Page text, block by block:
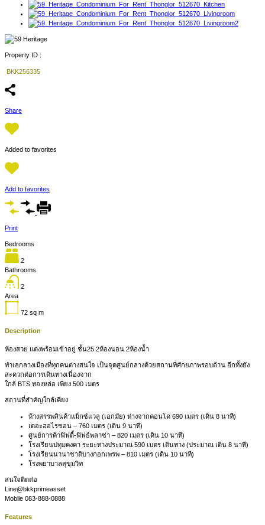
Property ID :
BKK256335
Share
Added to favorites
Add to favorites
Print
Bedrooms
2
Bathrooms
2
Area
72 sq m
Description
ห้องสวย แต่งพร้อมเข้าอยู่ ชั้น25 2ห้องนอน 2ห้องน้ำ
ทำเลกลางเมืองที่ทุกคนต่างสนใจ เป็นจุดศูนย์กลางด้วยสถานที่ศักยภาพรอบด้าน อีกทั้งยัง
สะดวกต่อการเดินทางเนื่องจาก
ใกล้ BTS ทองหล่อ เพียง 500 เมตร
สถานที่สำคัญใกล้เคียง
ห้างสรรพสินค้าแม็กซ์แวลู (เอกมัย) ห่างจากคอนโด 690 เมตร (เดิน 8 นาที)
เดอะฮอไรซอน – 760 เมตร (เดิน 9 นาที)
ศูนย์การค้าฟิฟตี้-ฟิฟธ์พลาซ่า – 820 เมตร (เดิน 10 นาที)
โรงเรียนปทุมคงคา ระยะทางประมาณ 590 เมตร เดินทาง (ประมาณ เดิน 8 นาที)
โรงเรียนนานาชาติบางกอกเพรพ – 810 เมตร (เดิน 10 นาที)
โรงพยาบาลสุขุมวิท
สนใจติดต่อ
Line@bkkprimeasset
Mobile 083-888-0888
Features